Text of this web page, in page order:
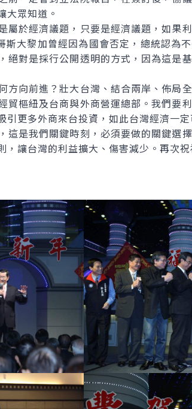
大眾知道。
於經濟議題，只要是經濟議題，如果
大黎加曾經因為國會否定，總統認為
絕對是採行公開透明的方式，因為這是
向前進？壯大台灣、結合兩岸、佈局
貿樞紐及台商與外商營運總部。我們要
更多外商來台投資，如此台灣經濟一定
是我們關鍵時刻，必須要做的關鍵選
讓台灣的利益擴大、傷害減少。再次